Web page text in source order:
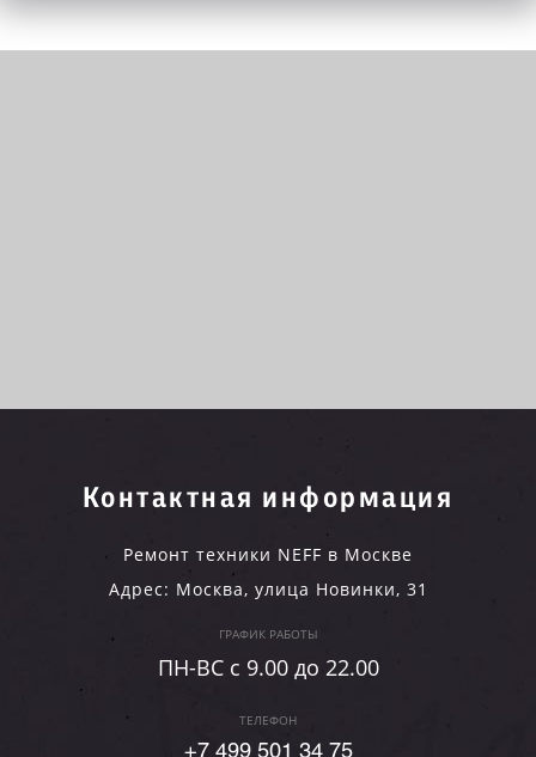
Контактная информация
Ремонт техники NEFF в Москве
Адрес: Москва, улица Новинки, 31
ГРАФИК РАБОТЫ
ПН-ВC c 9.00 до 22.00
ТЕЛЕФОН
+7 499 501 34 75